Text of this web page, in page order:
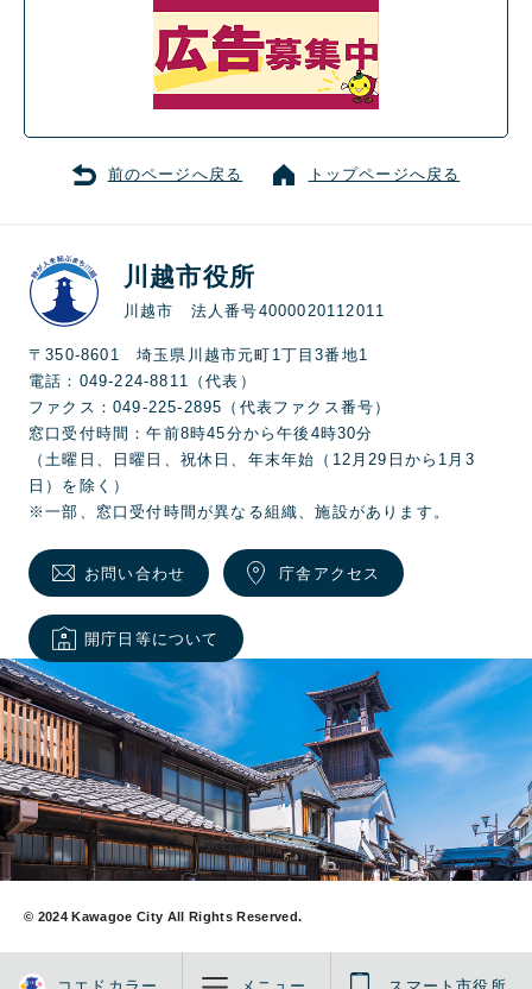
前のページへ戻る トップページへ戻る
川越市役所
川越市 法人番号4000020112011
〒350-8601 埼玉県川越市元町1丁目3番地1
電話：049-224-8811（代表）
ファクス：049-225-2895（代表ファクス番号）
窓口受付時間：午前8時45分から午後4時30分
（土曜日、日曜日、祝休日、年末年始（12月29日から1月3
日）を除く）
※一部、窓口受付時間が異なる組織、施設があります。
お問い合わせ 庁舎アクセス
開庁日等について
© 2024 Kawagoe City All Rights Reserved.